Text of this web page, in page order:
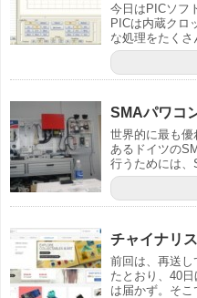
今日はPICソフ
PICは内蔵クロ
な処理をたくさ
SMAパワコ
世界的に最も
あるドイツの
行うためには、
チャイナリ
前回は、再送
たとおり、40
は届かず。そこ